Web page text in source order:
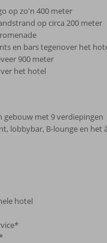
op zo'n 400 meter
op circa 200 meter
en bars tegenover het
900 meter
het hotel
gebouw met 9 verdiepingen
lobbybar, B-lounge en het
hotel